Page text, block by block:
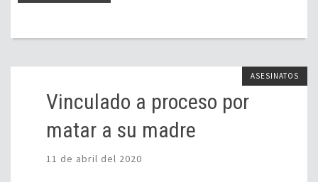
ASESINATOS
Vinculado a proceso por
matar a su madre
11 de abril del 2020